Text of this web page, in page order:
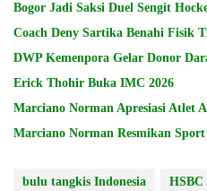
Bogor Jadi Saksi Duel Sengit
Coach Deny Sartika Benahi Fisik
DWP Kemenpora Gelar Donor
Erick Thohir Buka IMC 2026
Marciano Norman Apresiasi Atlet
Marciano Norman Resmikan
bulu tangkis Indonesia HSBC